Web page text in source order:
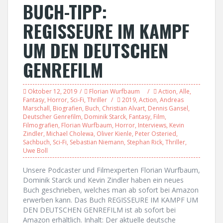
BUCH-TIPP:
REGISSEURE IM KAMPF
UM DEN DEUTSCHEN
GENREFILM
Oktober 12, 2019 Florian Wurfbaum Action, Alle,
Fantasy, Horror, Sci-Fi, Thriller 2019, Action, Andreas
Marschall, Biografien, Buch, Christian Alvart, Dennis Gansel,
Deutscher Genrefilm, Dominik Starck, Fantasy, Film,
Filmografien, Florian Wurfbaum, Horror, Interviews, Kevin
Zindler, Michael Cholewa, Oliver Kienle, Peter Osteried,
Sachbuch, Sci-Fi, Sebastian Niemann, Stephan Rick, Thriller,
Uwe Boll
Unsere Podcaster und Filmexperten Florian Wurfbaum,
Dominik Starck und Kevin Zindler haben ein neues
Buch geschrieben, welches man ab sofort bei Amazon
erwerben kann. Das Buch REGISSEURE IM KAMPF UM
DEN DEUTSCHEN GENREFILM ist ab sofort bei
Amazon erhältlich. Inhalt: Der aktuelle deutsche